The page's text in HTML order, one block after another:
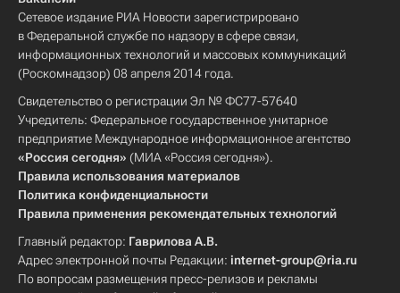
Сетевое издание РИА Новости зарегистрировано
в Федеральной службе по надзору в сфере связи,
информационных технологий и массовых коммуникаций
(Роскомнадзор) 08 апреля 2014 года.
Свидетельство о регистрации Эл № ФС77-57640
Учредитель: Федеральное государственное унитарное
предприятие Международное информационное агентство
«Россия сегодня» (МИА «Россия сегодня»).
Правила использования материалов
Политика конфиденциальности
Правила применения рекомендательных технологий
Главный редактор: Гаврилова А.В.
Адрес электронной почты Редакции: internet-group@ria.ru
По вопросам размещения пресс-релизов и рекламы